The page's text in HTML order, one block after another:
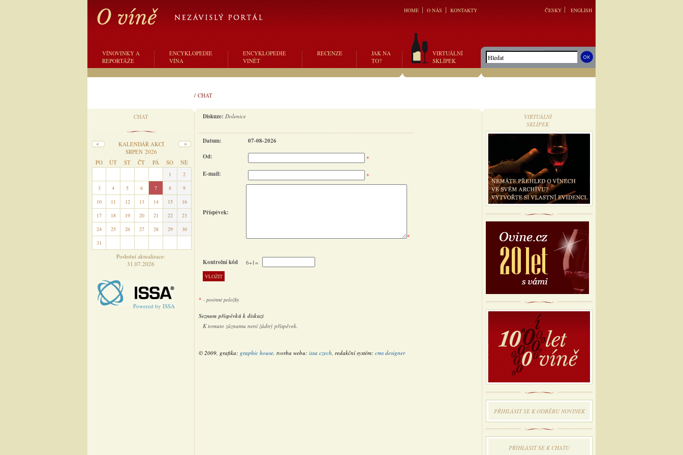
HOME O NÁS KONTAKTY ČESKY ENGLISH
VÍNOVINKY A
REPORTÁŽE
ENCYKLOPEDIE
VÍNA
ENCYKLOPEDIE
VINĚT
RECENZE
JAK NA
TO?
VIRTUÁLNÍ
SKLÍPEK
/ CHAT
CHAT
KALENDÁŘ AKCÍ
SRPEN 2026
PO
ÚT ST ČT PÁ SO NE
1
2
3
4 5 6 7 8
9
10
11 12 13 14 15
16
17
18 19 20 21 22
23
24
25 26 27 28 29
30
31
Poslední aktualizace:
31.07.2026
Powered by ISSA
Diskuze: Dolenice
Datum:
07-08-2026
Od:
*
E-mail: *
Příspěvek:
*
Kontrolní kód 6+1=
* - povinné položky
Seznam příspěvků k diskuzi
K tomuto záznamu není žádný příspěvek.
© 2009, grafika: graphic house, tvorba webu: issa czech, redakční systém: cms designer
VIRTUÁLNÍ
SKLÍPEK
PŘIHLÁSIT SE K ODBĔRU NOVINEK
PŘIHLÁSIT SE K CHATU